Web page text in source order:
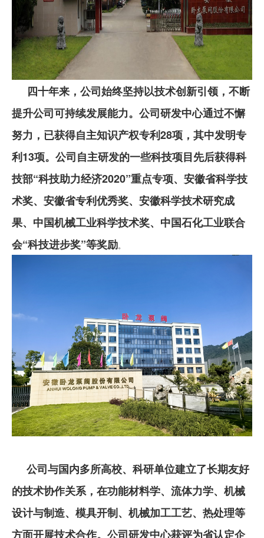
四十年来，公司始终坚持以技术创新引领，不断
提升公司可持续发展能力。公司研发中心通过不懈
努力，已获得自主知识产权专利28项，其中发明专
利13项。公司自主研发的一些科技项目先后获得科
技部“科技助力经济2020”重点专项、安徽省科学技
术奖、安徽省专利优秀奖、安徽科学技术研究成
果、中国机械工业科学技术奖、中国石化工业联合
会“科技进步奖”等奖励。
公司与国内多所高校、科研单位建立了长期友好
的技术协作关系，在功能材料学、流体力学、机械
设计与制造、模具开制、机械加工工艺、热处理等
方面开展技术合作。公司研发中心获评为省认定企